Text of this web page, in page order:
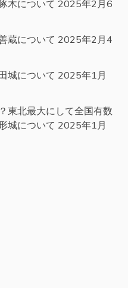
木について 2025年2月6
蔵について 2025年2月4
城について 2025年1月
東北最大にして全国有数
城について 2025年1月